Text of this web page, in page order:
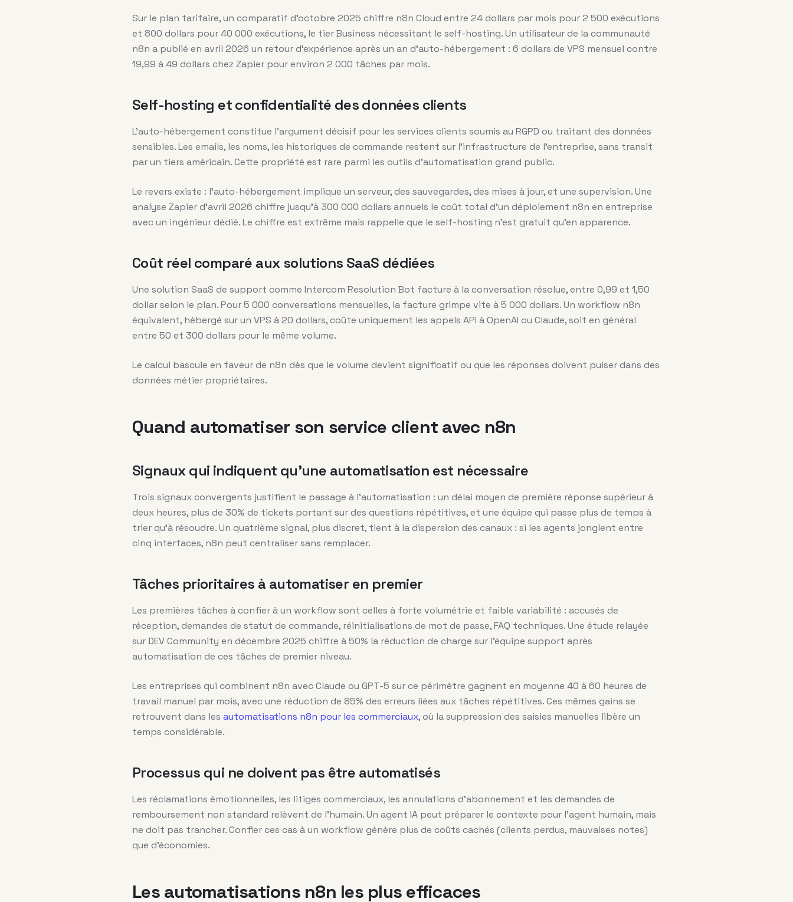
Sur le plan tarifaire, un comparatif d’octobre 2025 chiffre n8n Cloud entre 24 dollars par mois pour 2 500 exécutions
et 800 dollars pour 40 000 exécutions, le tier Business nécessitant le self-hosting. Un utilisateur de la communauté
n8n a publié en avril 2026 un retour d’expérience après un an d’auto-hébergement : 6 dollars de VPS mensuel contre
19,99 à 49 dollars chez Zapier pour environ 2 000 tâches par mois.
Self-hosting et confidentialité des données clients
L’auto-hébergement constitue l’argument décisif pour les services clients soumis au RGPD ou traitant des données
sensibles. Les emails, les noms, les historiques de commande restent sur l’infrastructure de l’entreprise, sans transit
par un tiers américain. Cette propriété est rare parmi les outils d’automatisation grand public.
Le revers existe : l’auto-hébergement implique un serveur, des sauvegardes, des mises à jour, et une supervision. Une
analyse Zapier d’avril 2026 chiffre jusqu’à 300 000 dollars annuels le coût total d’un déploiement n8n en entreprise
avec un ingénieur dédié. Le chiffre est extrême mais rappelle que le self-hosting n’est gratuit qu’en apparence.
Coût réel comparé aux solutions SaaS dédiées
Une solution SaaS de support comme Intercom Resolution Bot facture à la conversation résolue, entre 0,99 et 1,50
dollar selon le plan. Pour 5 000 conversations mensuelles, la facture grimpe vite à 5 000 dollars. Un workflow n8n
équivalent, hébergé sur un VPS à 20 dollars, coûte uniquement les appels API à OpenAI ou Claude, soit en général
entre 50 et 300 dollars pour le même volume.
Le calcul bascule en faveur de n8n dès que le volume devient significatif ou que les réponses doivent puiser dans des
données métier propriétaires.
Quand automatiser son service client avec n8n
Signaux qui indiquent qu’une automatisation est nécessaire
Trois signaux convergents justifient le passage à l’automatisation : un délai moyen de première réponse supérieur à
deux heures, plus de 30% de tickets portant sur des questions répétitives, et une équipe qui passe plus de temps à
trier qu’à résoudre. Un quatrième signal, plus discret, tient à la dispersion des canaux : si les agents jonglent entre
cinq interfaces, n8n peut centraliser sans remplacer.
Tâches prioritaires à automatiser en premier
Les premières tâches à confier à un workflow sont celles à forte volumétrie et faible variabilité : accusés de
réception, demandes de statut de commande, réinitialisations de mot de passe, FAQ techniques. Une étude relayée
sur DEV Community en décembre 2025 chiffre à 50% la réduction de charge sur l’équipe support après
automatisation de ces tâches de premier niveau.
Les entreprises qui combinent n8n avec Claude ou GPT-5 sur ce périmètre gagnent en moyenne 40 à 60 heures de
travail manuel par mois, avec une réduction de 85% des erreurs liées aux tâches répétitives. Ces mêmes gains se
retrouvent dans les automatisations n8n pour les commerciaux, où la suppression des saisies manuelles libère un
temps considérable.
Processus qui ne doivent pas être automatisés
Les réclamations émotionnelles, les litiges commerciaux, les annulations d’abonnement et les demandes de
remboursement non standard relèvent de l’humain. Un agent IA peut préparer le contexte pour l’agent humain, mais
ne doit pas trancher. Confier ces cas à un workflow génère plus de coûts cachés (clients perdus, mauvaises notes)
que d’économies.
Les automatisations n8n les plus efficaces